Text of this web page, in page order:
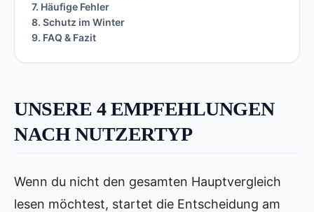
7. Häufige Fehler
8. Schutz im Winter
9. FAQ & Fazit
UNSERE 4 EMPFEHLUNGEN
NACH NUTZERTYP
Wenn du nicht den gesamten Hauptvergleich
lesen möchtest, startet die Entscheidung am